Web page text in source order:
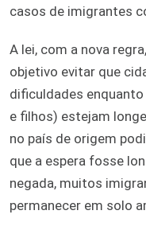
casos de imigrantes
A lei, com a nova
objetivo evitar que
dificuldades
e filhos) estejam
no país de origem
que a espera fosse
negada, muitos
permanecer em solo